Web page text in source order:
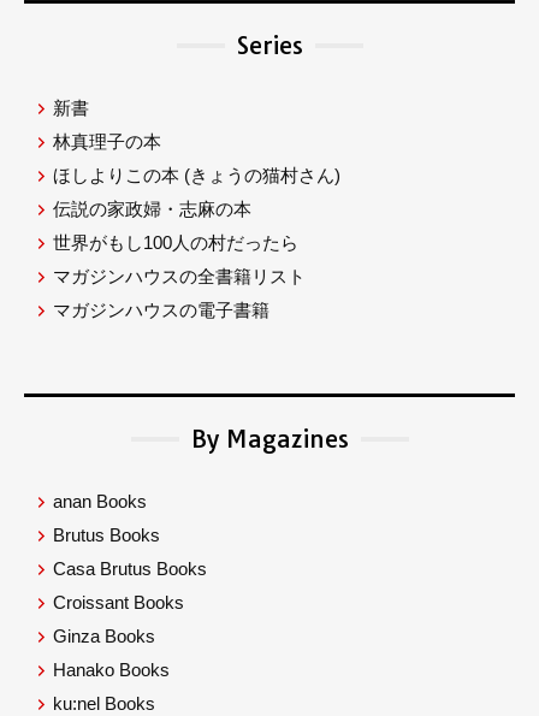
Series
新書
林真理子の本
ほしよりこの本 (きょうの猫村さん)
伝説の家政婦・志麻の本
世界がもし100人の村だったら
マガジンハウスの全書籍リスト
マガジンハウスの電子書籍
By Magazines
anan Books
Brutus Books
Casa Brutus Books
Croissant Books
Ginza Books
Hanako Books
ku:nel Books